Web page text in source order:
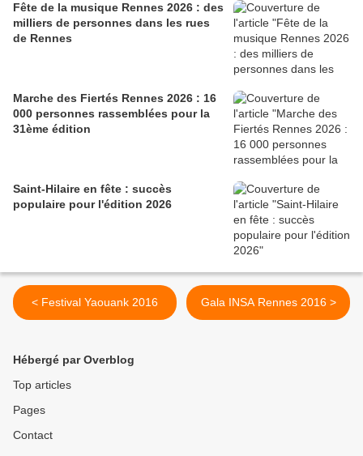
Fête de la musique Rennes 2026 : des
milliers de personnes dans les rues
de Rennes
Marche des Fiertés Rennes 2026 : 16
000 personnes rassemblées pour la
31ème édition
Saint-Hilaire en fête : succès
populaire pour l'édition 2026
< Festival Yaouank 2016 Gala INSA Rennes 2016 >
Hébergé par Overblog
Top articles
Pages
Contact